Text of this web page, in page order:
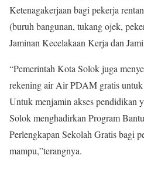
Ketenagakerjaan bagi pekerja
(buruh bangunan, tukang ojek,
Jaminan Kecelakaan Kerja dan
“Pemerintah Kota Solok juga
rekening air Air PDAM gratis untuk
Untuk menjamin akses pendidikan
Solok menghadirkan Program
Perlengkapan Sekolah Gratis bagi
mampu,”terangnya.